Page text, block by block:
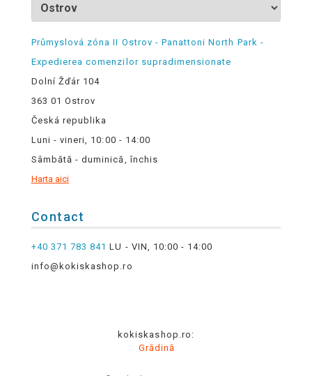
Průmyslová zóna II Ostrov - Panattoni North Park -
Expedierea comenzilor supradimensionate
Dolní Žďár 104
363 01 Ostrov
Česká republika
Luni - vineri, 10:00 - 14:00
Sâmbătă - duminică, închis
Harta aici
Contact
+40 371 783 841 LU - VIN, 10:00 - 14:00
info@kokiskashop.ro
kokiskashop.ro:
Grădină